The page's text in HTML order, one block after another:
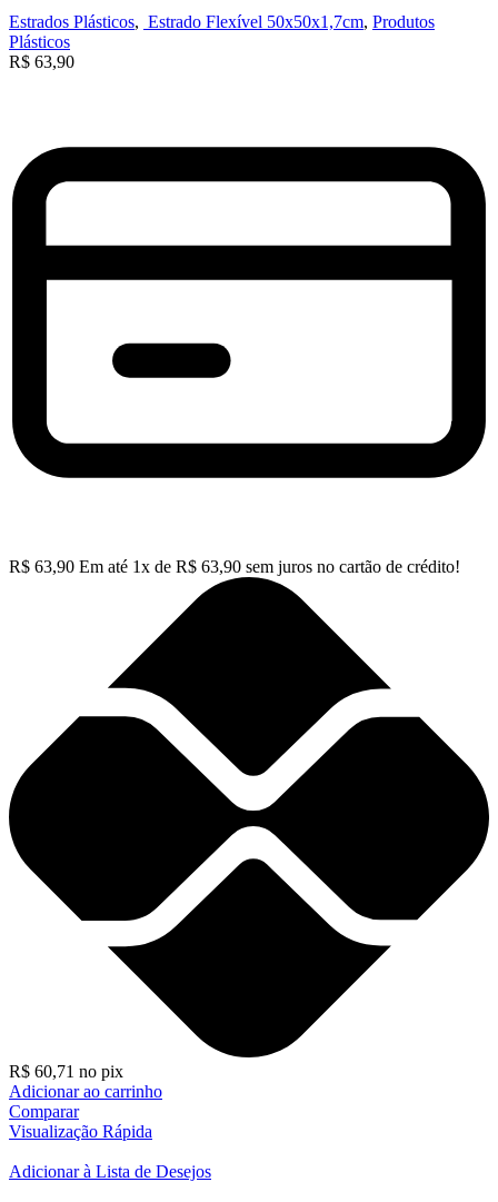
Estrados Plásticos, Estrado Flexível 50x50x1,7cm, Produtos
Plásticos
R$ 63,90
R$ 63,90 Em até 1x de R$ 63,90 sem juros no cartão de crédito!
R$ 60,71 no pix
Adicionar ao carrinho
Comparar
Visualização Rápida
Adicionar à Lista de Desejos